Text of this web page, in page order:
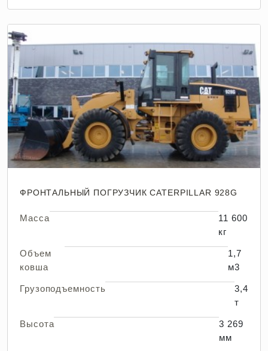
ФРОНТАЛЬНЫЙ ПОГРУЗЧИК CATERPILLAR 928G
Масса
11 600
кг
Объем
ковша
1,7
м3
Грузоподъемность
3,4
т
Высота
3 269
мм